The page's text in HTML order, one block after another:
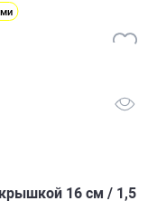
16 см / 1,5